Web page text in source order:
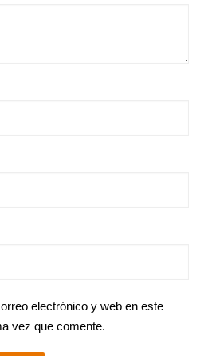
electrónico y web en este
vez que comente.